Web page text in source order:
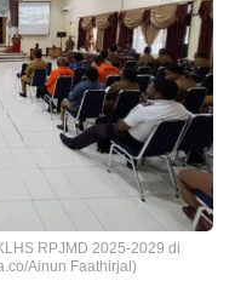
RPJMD 2025-2029 di
Ainun Faathirjal)